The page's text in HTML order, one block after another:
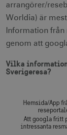
arrangörer/
Worldia) är
Information
genom att
Vilka
Sverigeresa?
Vilka
Bar chart with 4
View as data table,
Hemsida/App
Att googla fritt
intressanta